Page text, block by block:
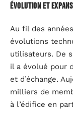
Évolution et
Au fil des
évolutions
utilisateurs. De
il a évolué pour
et d’échange.
milliers de
à l’édifice en